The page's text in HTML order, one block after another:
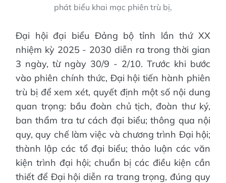
phát biểu khai mạc phiên trù bị,
Đại hội đại biểu Đảng bộ tỉnh lần thứ XX
nhiệm kỳ 2025 - 2030 diễn ra trong thời gian
3 ngày, từ ngày 30/9 - 2/10. Trước khi bước
vào phiên chính thức, Đại hội tiến hành phiên
trù bị để xem xét, quyết định một số nội dung
quan trọng: bầu đoàn chủ tịch, đoàn thư ký,
ban thẩm tra tư cách đại biểu; thông qua nội
quy, quy chế làm việc và chương trình Đại hội;
thành lập các tổ đại biểu; thảo luận các văn
kiện trình đại hội; chuẩn bị các điều kiện cần
thiết để Đại hội diễn ra trang trọng, đúng quy